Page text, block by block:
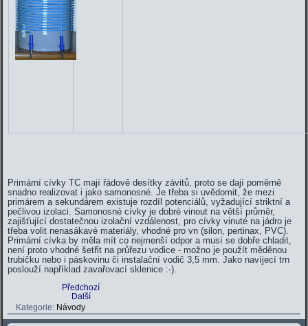
Primární cívky TC mají řádově desítky závitů, proto se dají poměrně
snadno realizovat i jako samonosné. Je třeba si uvědomit, že mezi
primárem a sekundárem existuje rozdíl potenciálů, vyžadující striktní a
pečlivou izolaci. Samonosné cívky je dobré vinout na větší průměr,
zajišťující dostatečnou izolační vzdálenost, pro cívky vinuté na jádro je
třeba volit nenasákavé materiály, vhodné pro vn (silon, pertinax, PVC).
Primární cívka by měla mít co nejmenší odpor a musí se dobře chladit,
není proto vhodné šetřit na průřezu vodice - možno je použít měděnou
trubičku nebo i páskovinu či instalační vodič 3,5 mm. Jako navíjecí trn
poslouží například zavařovací sklenice :-).
Předchozí
Další
Kategorie: Návody